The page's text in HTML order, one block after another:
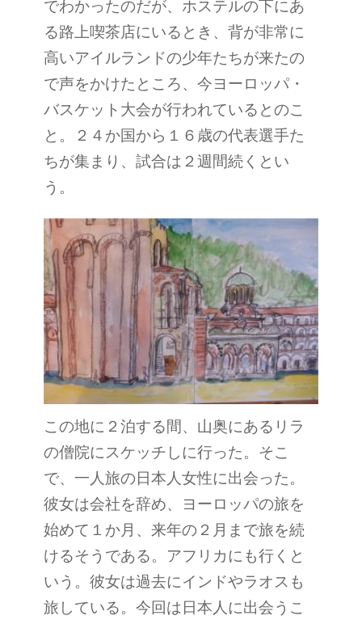
でわかったのだが、ホステルの下にあ
る路上喫茶店にいるとき、背が非常に
高いアイルランドの少年たちが来たの
で声をかけたところ、今ヨーロッパ・
バスケット大会が行われているとのこ
と。２４か国から１６歳の代表選手た
ちが集まり、試合は２週間続くとい
う。
この地に２泊する間、山奥にあるリラ
の僧院にスケッチしに行った。そこ
で、一人旅の日本人女性に出会った。
彼女は会社を辞め、ヨーロッパの旅を
始めて１か月、来年の２月まで旅を続
けるそうである。アフリカにも行くと
いう。彼女は過去にインドやラオスも
旅している。今回は日本人に出会うこ